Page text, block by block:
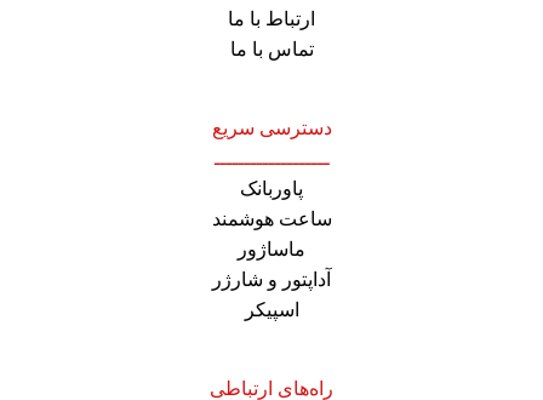
ارتباط با ما
تماس با ما
دسترسی سریع
ـــــــــــــــــــ
پاوربانک
ساعت هوشمند
ماساژور
آداپتور و شارژر
اسپیکر
راه‌های ارتباطی